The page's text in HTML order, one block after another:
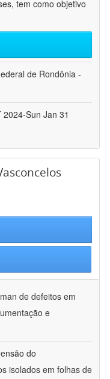
tem como objetivo
de Rondônia -
Sun Jan 31
de defeitos em
e
do
isolados em folhas de